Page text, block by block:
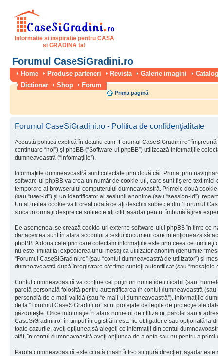
Informatie si inspiratie pentru CASA
si GRADINA ta!
Forumul CaseSiGradini.ro
Home Produse parteneri Revista Galerie imagini
Dictionar
Shop Forum
Prima pagină
Forumul CaseSiGradini.ro - Politica de confidenţialitate
Această politică explică în detaliu cum “Forumul CaseSiGradini.ro”
continuare “noi”) şi phpBB (“Software-ul phpBB”) utilizează informaţiile
dumneavoastră (“informaţiile”).
Informaţiile dumneavoastră sunt colectate prin două căi. Prima, prin
software-ul phpBB va crea un număr de cookie-uri, care sunt fişiere text mici
temporare al browserului computerului dumneavoastră. Primele două
(sau “user-id”) şi un identificator al sesiunii anonime (sau “session-id”),
Un al treilea cookie va fi creat odată ce aţi deschis subiecte din “Forumul
stoca informaţii despre ce subiecte aţi citit, aşadar pentru îmbunătăţirea
De asemenea, se crează cookie-uri externe software-ului phpBB în timp ce
dar acestea sunt în afara scopului acestui document care intenţionează să
phpBB. A doua cale prin care colectăm informaţiile este prin ceea ce trimiteţi
nu este limitat la: expedierea unui mesaj ca utilizator anonim (denumite
“Forumul CaseSiGradini.ro” (sau “contul dumneavoastră de utilizator”) şi
dumneavoastră după înregistrare cât timp sunteţi autentificat (sau “mesajele
Contul dumneavoastră va conţine cel puţin un nume identificabil (sau
parolă personală folosită pentru autentificarea în contul dumneavoastră (sau
personală de e-mail validă (sau “e-mail-ul dumneavoastră”). Informaţiile
de la “Forumul CaseSiGradini.ro” sunt protejate de legile de protecţie ale
găzduieşte. Orice informaţie în afara numelui de utilizator, parolei sau a
CaseSiGradini.ro” în timpul înregistrării este fie obligatorie sau opţională la
toate cazurile, aveţi opţiunea să alegeţi ce informaţii din contul
atât, în contul dumneavoastră aveţi opţiunea de a opta sau nu pentru a
Parola dumneavoastră este cifrată (hash într-o singură direcţie), aşadar este